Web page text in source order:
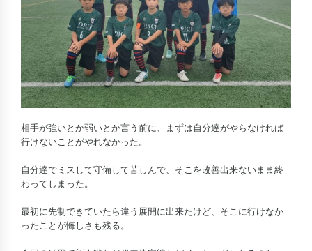
相手が強いとか弱いとか言う前に、まずは自分達がやらなければ
行けないことがやれなかった。
自分達でミスして守備して苦しんで、そこを改善出来ないまま終
わってしまった。
最初に先制できていたら違う展開に出来たけど、そこに行けなか
ったことが悔しさも残る。